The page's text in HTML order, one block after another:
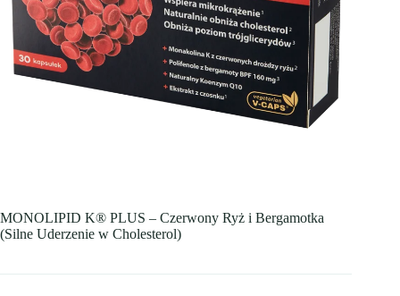
MONOLIPID K® PLUS – Czerwony Ryż i Bergamotka
(Silne Uderzenie w Cholesterol)